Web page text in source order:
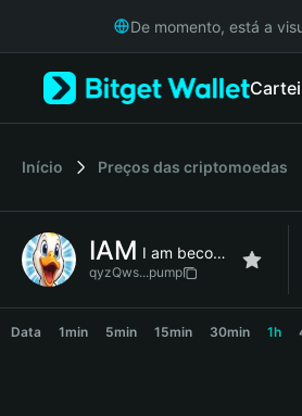
Русский
Italiano
简体中文
繁體中文
Bahasa Indonesia
De momento, está a
Início Preços das criptomoedas
IAM I am become billionaire
qyzQws...pump
Data 1min 5min 15min 30min 1h